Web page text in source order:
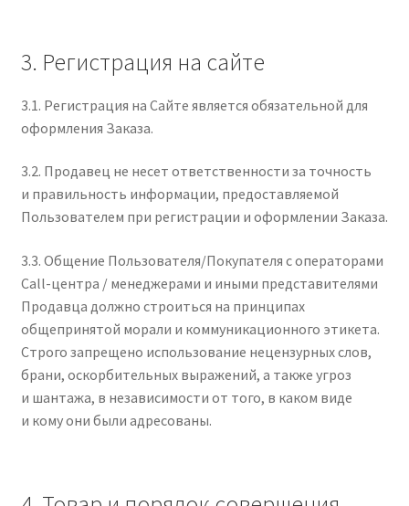
3. Регистрация на сайте
3.1. Регистрация на Сайте является обязательной для
оформления Заказа.
3.2. Продавец не несет ответственности за точность
и правильность информации, предоставляемой
Пользователем при регистрации и оформлении Заказа.
3.3. Общение Пользователя/Покупателя с операторами
Call-центра / менеджерами и иными представителями
Продавца должно строиться на принципах
общепринятой морали и коммуникационного этикета.
Строго запрещено использование нецензурных слов,
брани, оскорбительных выражений, а также угроз
и шантажа, в независимости от того, в каком виде
и кому они были адресованы.